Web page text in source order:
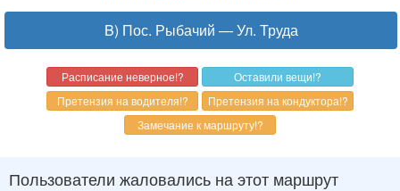
B) Пос. Рыбачий — Ул. Труда
Пользователи жаловались на этот маршрут